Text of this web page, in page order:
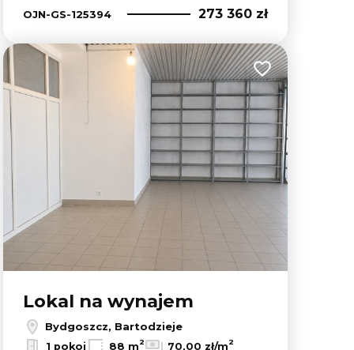
OJN-GS-125394 273 360 zł
Dodaj do
Lokal na wynajem
Bydgoszcz, Bartodzieje
1 pokoj 88 m2 70,00 zł/m2